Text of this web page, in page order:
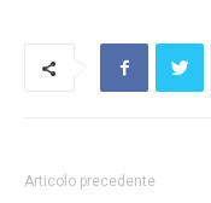
Articolo precedente